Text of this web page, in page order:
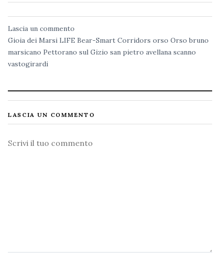
Lascia un commento
Gioia dei Marsi LIFE Bear-Smart Corridors orso Orso bruno
marsicano Pettorano sul Gizio san pietro avellana scanno
vastogirardi
LASCIA UN COMMENTO
Commento